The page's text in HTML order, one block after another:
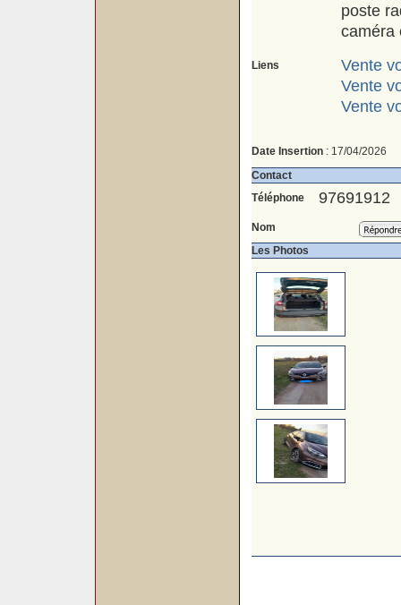
poste
caméra
Liens
Vente
Vente
Vente
Date Insertion: 17/04/2026
Contact
Téléphone
97691912
Nom
Les Photos